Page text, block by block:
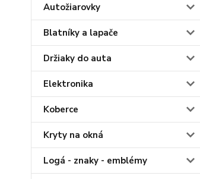
Autožiarovky
Blatníky a lapače
Držiaky do auta
Elektronika
Koberce
Kryty na okná
Logá - znaky - emblémy